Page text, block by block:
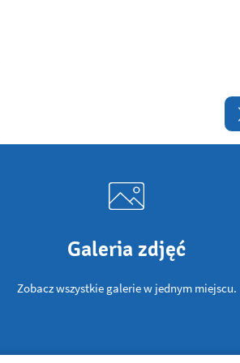
Galeria zdjęć
Zobacz wszystkie galerie w jednym miejscu.